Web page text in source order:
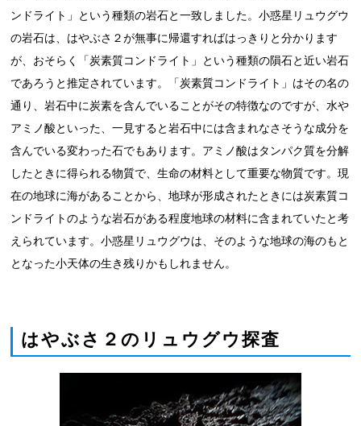
ンドライト」という種類の岩石と一致しました。小惑星リュウグウ
の岩石は、はやぶさ２が無事に帰還すればはっきりと分かります
が、おそらく「炭素質コンドライト」という種類の隕石と近い岩石
であろうと推定されています。「炭素質コンドライト」はその名の
通り、岩石中に炭素を含んでいることがその特徴なのですが、水や
アミノ酸といった、一見すると岩石中には含まれなさそうな成分を
含んでいる変わった石でもあります。アミノ酸はタンパク質を分解
したときに得られる物質で、生命の材料として重要な物質です。現
在の地球に海があることから、地球が形成されたときには炭素質コ
ンドライトのような岩石がある程度地球の材料に含まれていたと考
えられています。小惑星リュウグウは、そのような地球の海のもと
となった小天体の生き残りかもしれません。
はやぶさ２のリュウグウ探査